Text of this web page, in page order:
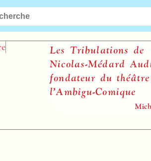
Les Tribulations de
Nicolas-Médard
fondateur du théâtre de
l’Ambigu-Comique
Michel